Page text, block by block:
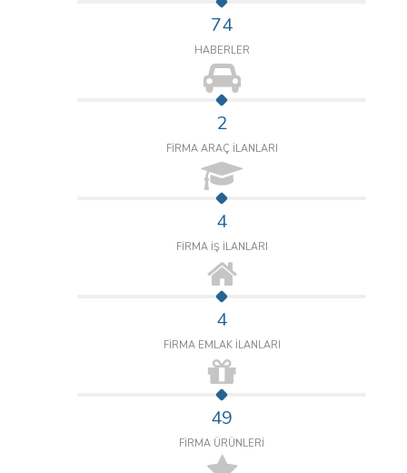
74
HABERLER
2
FİRMA ARAÇ İLANLARI
4
FİRMA İŞ İLANLARI
4
FİRMA EMLAK İLANLARI
49
FİRMA ÜRÜNLERİ